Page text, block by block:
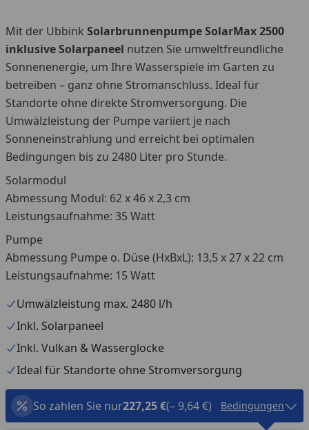
Mit der Ubbink Solarbrunnenpumpe SolarMax 2500
inklusive Solarpaneel nutzen Sie umweltfreundliche
Sonnenenergie, um Ihre Wasserspiele im Garten zu
betreiben – ganz ohne Stromanschluss. Ideal für
Standorte ohne direkte Stromversorgung. Die
Umwälzleistung der Pumpe variiert je nach
Sonneneinstrahlung und erreicht bei optimalen
Bedingungen bis zu 2480 Liter pro Stunde.
Solarmodul
Abmessung Modul: 62 x 46 x 2,3 cm
Leistungsaufnahme: 35 Watt
Pumpe
Abmessung Pumpe o. Düse (HxBxL): 13,5 x 27 x 22 cm
Leistungsaufnahme: 15 Watt
Umwälzleistung max. 2480 l/h
Inkl. Solarpaneel
Inkl. Vulkan & Wasserglocke
Ideal für Standorte ohne Stromversorgung
So zahlen Sie nur227,25 €(– 9,64 €) Bedingungen